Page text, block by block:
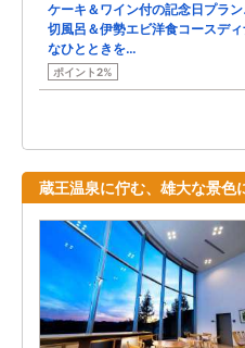
ケーキ＆ワイン付の記念日プラ
切風呂＆伊勢エビ洋食コースデ
なひとときを…
ポイント2%
蔵王温泉に佇む、雄大な景色